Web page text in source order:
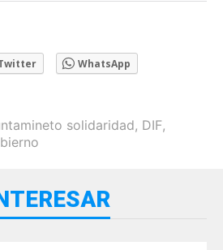
WhatsApp
solidaridad, DIF,